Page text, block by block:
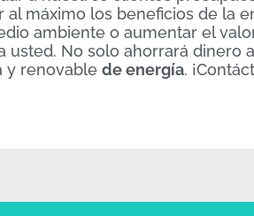
máximo los beneficios de la
ambiente o aumentar el
No solo ahorrará dinero
y renovable de energía.